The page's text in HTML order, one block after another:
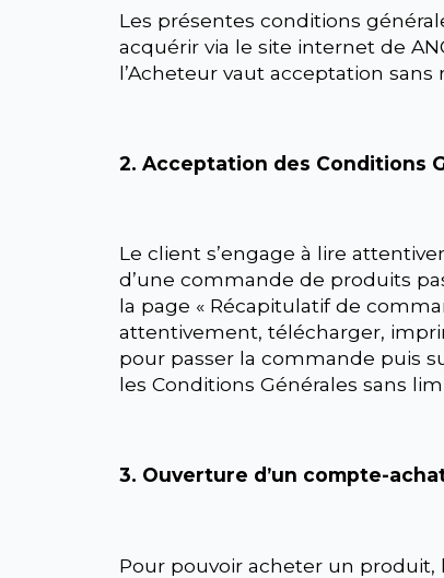
Les présentes conditions
acquérir via le site internet de
l’Acheteur vaut acceptation
2. Acceptation des Conditions
Le client s’engage à lire
d’une commande de produits
la page « Récapitulatif de
attentivement, télécharger,
pour passer la commande puis
les Conditions Générales sans
3. Ouverture d’un compte-
Pour pouvoir acheter un produit,